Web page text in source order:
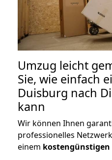
Umzug leicht
Sie, wie einfach
Duisburg nach
kann
Wir können Ihnen
professionelles
einem kostengünstigen